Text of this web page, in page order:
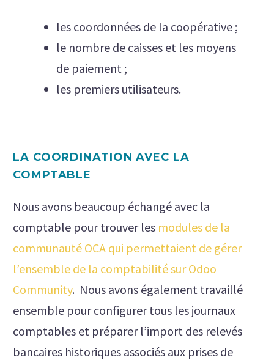
les coordonnées de la coopérative ;
le nombre de caisses et les moyens
de paiement ;
les premiers utilisateurs.
LA COORDINATION AVEC LA
COMPTABLE
Nous avons beaucoup échangé avec la
comptable pour trouver les modules de la
communauté OCA qui permettaient de gérer
l’ensemble de la comptabilité sur Odoo
Community. Nous avons également travaillé
ensemble pour configurer tous les journaux
comptables et préparer l’import des relevés
bancaires historiques associés aux prises de